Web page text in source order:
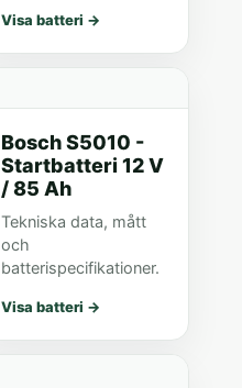
Visa batteri →
Bosch S5010 -
Startbatteri 12 V
/ 85 Ah
Tekniska data, mått
och
batterispecifikationer.
Visa batteri →